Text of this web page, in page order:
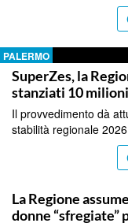
PALERMO
SuperZes, la
stanziati 10
Il provvedimento dà
stabilità regionale
La Regione
donne “sfregiate”